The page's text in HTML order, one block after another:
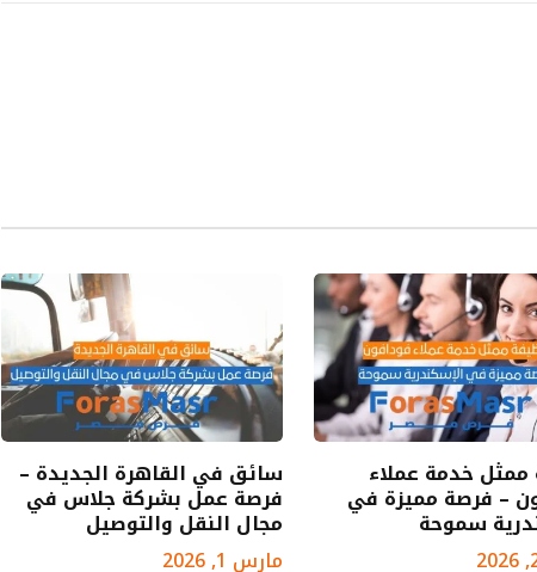
خدمة عملاء
– فرصة مميزة في
سموحة
سائق في القاهرة الجديدة –
فرصة عمل بشركة جلاس في
مجال النقل والتوصيل
مارس 1, 2026